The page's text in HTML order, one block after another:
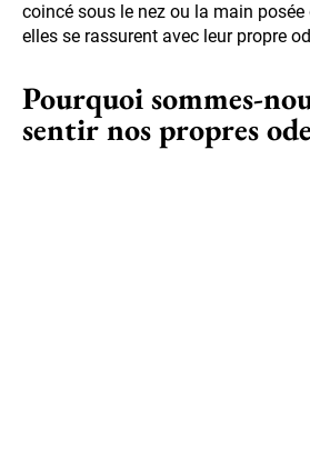
coincé sous le nez ou la main
elles se rassurent avec leur propre
Pourquoi sommes-
sentir nos propres